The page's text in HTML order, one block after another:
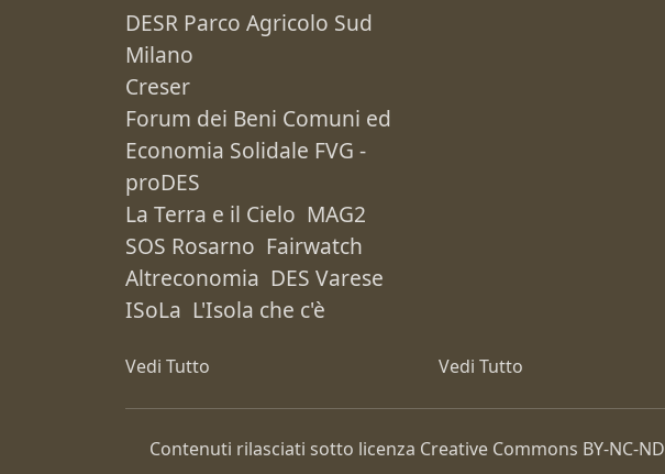
DESR Parco Agricolo Sud
Milano
Creser
Forum dei Beni Comuni ed
Economia Solidale FVG -
proDES
La Terra e il Cielo MAG2
SOS Rosarno Fairwatch
Altreconomia DES Varese
ISoLa L'Isola che c'è
Vedi Tutto Vedi Tutto
Contenuti rilasciati sotto licenza Creative Commons BY-NC-ND